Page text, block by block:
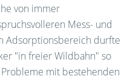
von immer
Mess- und
Adsorptionsbereich durfte
"in freier Wildbahn" so
mit bestehenden